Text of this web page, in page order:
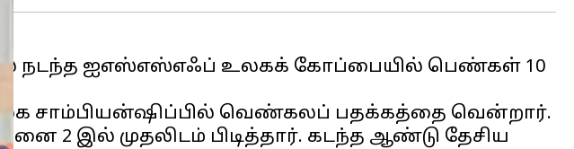
நடந்த ஐஎஸ்எஸ்எஃப் உலகக் கோப்பையில் பெண்கள் 10
சாம்பியன்ஷிப்பில் வெண்கலப் பதக்கத்தை வென்றார்.
2 இல் முதலிடம் பிடித்தார். கடந்த ஆண்டு தேசிய